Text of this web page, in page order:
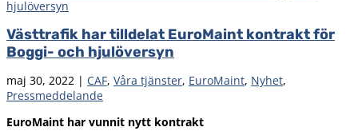
Västtrafik har tilldelat EuroMaint kontrakt för
Boggi- och hjulöversyn
maj 30, 2022 | CAF, Våra tjänster, EuroMaint, Nyhet,
Pressmeddelande
EuroMaint har vunnit nytt kontrakt